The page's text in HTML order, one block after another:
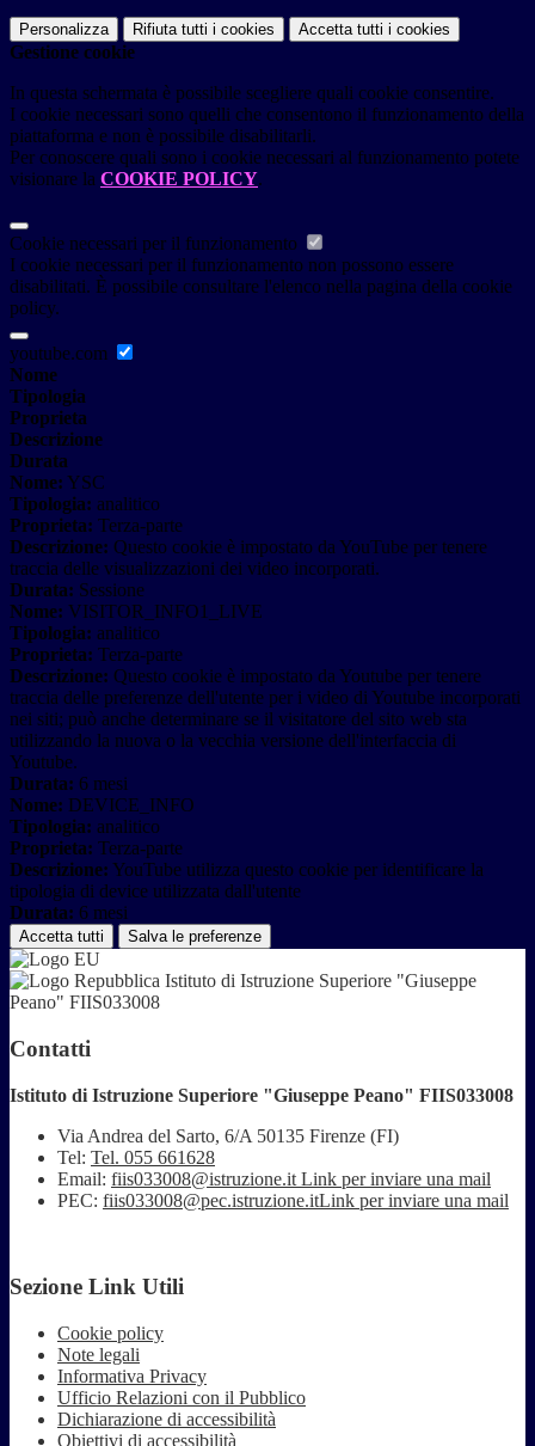
Personalizza Rifiuta tutti i cookies Accetta tutti i cookies
Gestione cookie
In questa schermata è possibile scegliere quali cookie consentire.
I cookie necessari sono quelli che consentono il funzionamento della
piattaforma e non è possibile disabilitarli.
Per conoscere quali sono i cookie necessari al funzionamento potete
visionare la COOKIE POLICY.
Cookie necessari per il funzionamento
I cookie necessari per il funzionamento non possono essere
disabilitati. È possibile consultare l'elenco nella pagina della cookie
policy.
youtube.com
Nome
Tipologia
Proprieta
Descrizione
Durata
Nome: YSC
Tipologia: analitico
Proprieta: Terza-parte
Descrizione: Questo cookie è impostato da YouTube per tenere
traccia delle visualizzazioni dei video incorporati.
Durata: Sessione
Nome: VISITOR_INFO1_LIVE
Tipologia: analitico
Proprieta: Terza-parte
Descrizione: Questo cookie è impostato da Youtube per tenere
traccia delle preferenze dell'utente per i video di Youtube incorporati
nei siti; può anche determinare se il visitatore del sito web sta
utilizzando la nuova o la vecchia versione dell'interfaccia di
Youtube.
Durata: 6 mesi
Nome: DEVICE_INFO
Tipologia: analitico
Proprieta: Terza-parte
Descrizione: YouTube utilizza questo cookie per identificare la
tipologia di device utilizzata dall'utente
Durata: 6 mesi
Accetta tutti Salva le preferenze
Istituto di Istruzione Superiore "Giuseppe
Peano" FIIS033008
Contatti
Istituto di Istruzione Superiore "Giuseppe Peano" FIIS033008
Via Andrea del Sarto, 6/A 50135 Firenze (FI)
Tel: Tel. 055 661628
Email: fiis033008@istruzione.it Link per inviare una mail
PEC: fiis033008@pec.istruzione.itLink per inviare una mail
Sezione Link Utili
Cookie policy
Note legali
Informativa Privacy
Ufficio Relazioni con il Pubblico
Dichiarazione di accessibilità
Obiettivi di accessibilità